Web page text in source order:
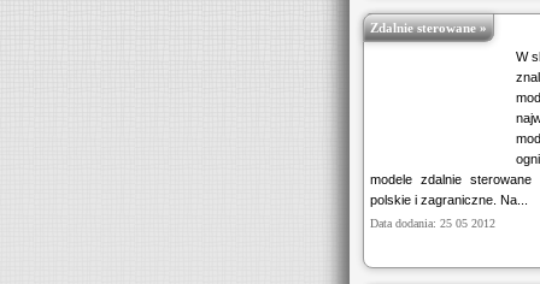
Zdalnie sterowane »
W
modele zdalnie
polskie i zagraniczne. Na...
Data dodania: 25 05 2012